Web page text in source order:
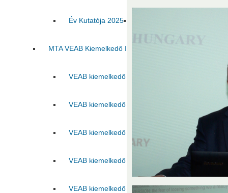
Év Kutatója 2025
MTA VEAB Kiemelkedő Ifjú Kutatója Díj
VEAB kiemelkedő ifjú kutatója 2015 VEAB
VEAB kiemelkedő ifjú kutatója 2017 VEAB
VEAB kiemelkedő ifjú kutatója 2019
VEAB kiemelkedő ifjú kutatója 2021
VEAB kiemelkedő ifjú kutatója 2023 VEAB